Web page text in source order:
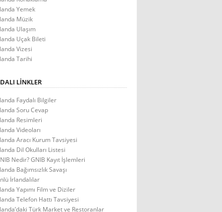
Yemek
Müzik
Ulaşım
Uçak Bileti
Vizesi
Tarihi
LINKLER
Faydalı Bilgiler
Soru Cevap
Resimleri
Videoları
Aracı Kurum Tavsiyesi
Dil Okulları Listesi
Nedir? GNIB Kayıt İşlemleri
Bağımsızlık Savaşı
İrlandalılar
Yapımı Film ve Diziler
Telefon Hattı Tavsiyesi
Türk Market ve Restoranlar